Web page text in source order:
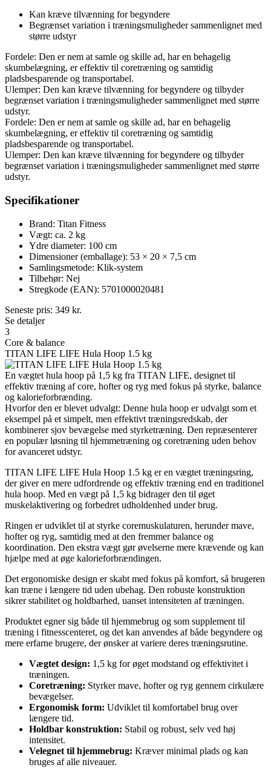
Kan kræve tilvænning for begyndere
Begrænset variation i træningsmuligheder sammenlignet med
større udstyr
Fordele: Den er nem at samle og skille ad, har en behagelig
skumbelægning, er effektiv til coretræning og samtidig
pladsbesparende og transportabel.
Ulemper: Den kan kræve tilvænning for begyndere og tilbyder
begrænset variation i træningsmuligheder sammenlignet med større
udstyr.
Fordele: Den er nem at samle og skille ad, har en behagelig
skumbelægning, er effektiv til coretræning og samtidig
pladsbesparende og transportabel.
Ulemper: Den kan kræve tilvænning for begyndere og tilbyder
begrænset variation i træningsmuligheder sammenlignet med større
udstyr.
Specifikationer
Brand: Titan Fitness
Vægt: ca. 2 kg
Ydre diameter: 100 cm
Dimensioner (emballage): 53 × 20 × 7,5 cm
Samlingsmetode: Klik-system
Tilbehør: Nej
Stregkode (EAN): 5701000020481
Seneste pris: 349 kr.
Se detaljer
3
Core & balance
TITAN LIFE LIFE Hula Hoop 1.5 kg
En vægtet hula hoop på 1,5 kg fra TITAN LIFE, designet til
effektiv træning af core, hofter og ryg med fokus på styrke, balance
og kalorieforbrænding.
Hvorfor den er blevet udvalgt: Denne hula hoop er udvalgt som et
eksempel på et simpelt, men effektivt træningsredskab, der
kombinerer sjov bevægelse med styrketræning. Den repræsenterer
en populær løsning til hjemmetræning og coretræning uden behov
for avanceret udstyr.
TITAN LIFE LIFE Hula Hoop 1.5 kg er en vægtet træningsring,
der giver en mere udfordrende og effektiv træning end en traditionel
hula hoop. Med en vægt på 1,5 kg bidrager den til øget
muskelaktivering og forbedret udholdenhed under brug.
Ringen er udviklet til at styrke coremuskulaturen, herunder mave,
hofter og ryg, samtidig med at den fremmer balance og
koordination. Den ekstra vægt gør øvelserne mere krævende og kan
hjælpe med at øge kalorieforbrændingen.
Det ergonomiske design er skabt med fokus på komfort, så brugeren
kan træne i længere tid uden ubehag. Den robuste konstruktion
sikrer stabilitet og holdbarhed, uanset intensiteten af træningen.
Produktet egner sig både til hjemmebrug og som supplement til
træning i fitnesscenteret, og det kan anvendes af både begyndere og
mere erfarne brugere, der ønsker at variere deres træningsrutine.
Vægtet design: 1,5 kg for øget modstand og effektivitet i
træningen.
Coretræning: Styrker mave, hofter og ryg gennem cirkulære
bevægelser.
Ergonomisk form: Udviklet til komfortabel brug over
længere tid.
Holdbar konstruktion: Stabil og robust, selv ved høj
intensitet.
Velegnet til hjemmebrug: Kræver minimal plads og kan
bruges af alle niveauer.